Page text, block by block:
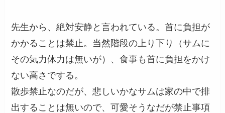
先生から、絶対安静と言われている。首に負担が
かかることは禁止。当然階段の上り下り（サムに
その気力体力は無いが）、食事も首に負担をかけ
ない高さでする。
散歩禁止なのだが、悲しいかなサムは家の中で排
出することは無いので、可愛そうなだが禁止事項